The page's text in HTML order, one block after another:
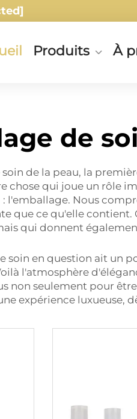
Produits À
de
de la peau, la
chose qui joue un rôle
l'emballage. Nous
que ce qu'elle
qui donnent
en question ait un
l'atmosphère
non seulement pour
expérience luxueuse,